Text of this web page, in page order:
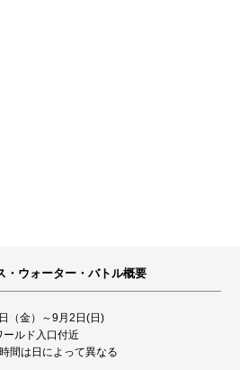
・ウォーター・バトル概要
（金）～9月2日(日)
ールド入口付近
間は日によって異なる